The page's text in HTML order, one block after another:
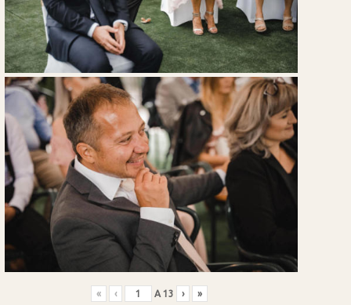
« ‹ A 13 › »